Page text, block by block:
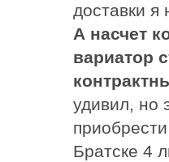
доставки я
А насчет
вариатор
удивил, но
Братске 4